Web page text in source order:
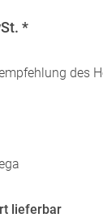
*
des
lieferbar